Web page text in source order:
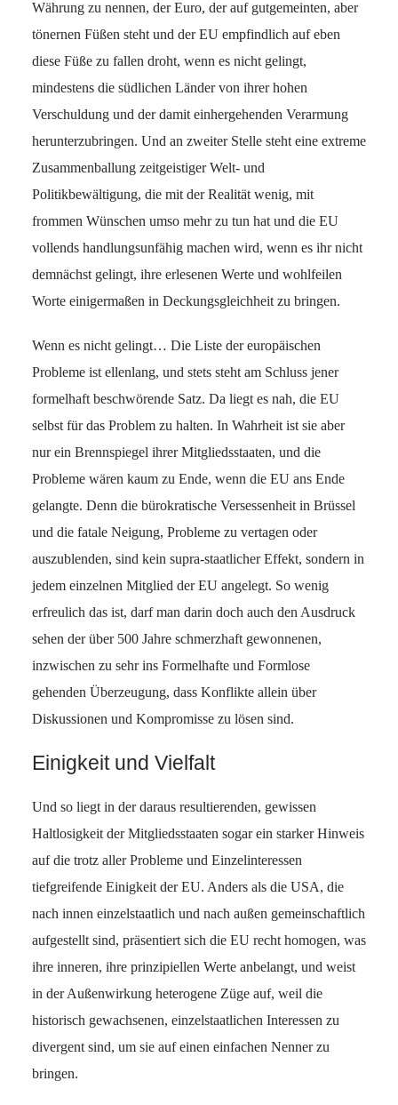
Währung zu nennen, der Euro, der auf gutgemeinten, aber
tönernen Füßen steht und der EU empfindlich auf eben
diese Füße zu fallen droht, wenn es nicht gelingt,
mindestens die südlichen Länder von ihrer hohen
Verschuldung und der damit einhergehenden Verarmung
herunterzubringen. Und an zweiter Stelle steht eine extreme
Zusammenballung zeitgeistiger Welt- und
Politikbewältigung, die mit der Realität wenig, mit
frommen Wünschen umso mehr zu tun hat und die EU
vollends handlungsunfähig machen wird, wenn es ihr nicht
demnächst gelingt, ihre erlesenen Werte und wohlfeilen
Worte einigermaßen in Deckungsgleichheit zu bringen.
Wenn es nicht gelingt… Die Liste der europäischen
Probleme ist ellenlang, und stets steht am Schluss jener
formelhaft beschwörende Satz. Da liegt es nah, die EU
selbst für das Problem zu halten. In Wahrheit ist sie aber
nur ein Brennspiegel ihrer Mitgliedsstaaten, und die
Probleme wären kaum zu Ende, wenn die EU ans Ende
gelangte. Denn die bürokratische Versessenheit in Brüssel
und die fatale Neigung, Probleme zu vertagen oder
auszublenden, sind kein supra-staatlicher Effekt, sondern in
jedem einzelnen Mitglied der EU angelegt. So wenig
erfreulich das ist, darf man darin doch auch den Ausdruck
sehen der über 500 Jahre schmerzhaft gewonnenen,
inzwischen zu sehr ins Formelhafte und Formlose
gehenden Überzeugung, dass Konflikte allein über
Diskussionen und Kompromisse zu lösen sind.
Einigkeit und Vielfalt
Und so liegt in der daraus resultierenden, gewissen
Haltlosigkeit der Mitgliedsstaaten sogar ein starker Hinweis
auf die trotz aller Probleme und Einzelinteressen
tiefgreifende Einigkeit der EU. Anders als die USA, die
nach innen einzelstaatlich und nach außen gemeinschaftlich
aufgestellt sind, präsentiert sich die EU recht homogen, was
ihre inneren, ihre prinzipiellen Werte anbelangt, und weist
in der Außenwirkung heterogene Züge auf, weil die
historisch gewachsenen, einzelstaatlichen Interessen zu
divergent sind, um sie auf einen einfachen Nenner zu
bringen.